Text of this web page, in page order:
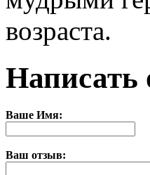
возраста.
Написать
Ваше Имя:
Ваш отзыв: